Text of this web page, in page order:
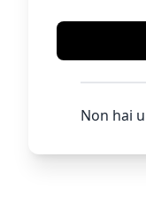
Non hai